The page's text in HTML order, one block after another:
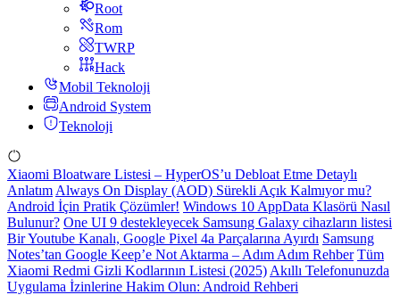
Root
Rom
TWRP
Hack
Mobil Teknoloji
Android System
Teknoloji
Xiaomi Bloatware Listesi – HyperOS’u Debloat Etme Detaylı
Anlatım Always On Display (AOD) Sürekli Açık Kalmıyor mu?
Android İçin Pratik Çözümler! Windows 10 AppData Klasörü Nasıl
Bulunur? One UI 9 destekleyecek Samsung Galaxy cihazların listesi
Bir Youtube Kanalı, Google Pixel 4a Parçalarına Ayırdı Samsung
Notes’tan Google Keep’e Not Aktarma – Adım Adım Rehber Tüm
Xiaomi Redmi Gizli Kodlarının Listesi (2025) Akıllı Telefonunuzda
Uygulama İzinlerine Hakim Olun: Android Rehberi